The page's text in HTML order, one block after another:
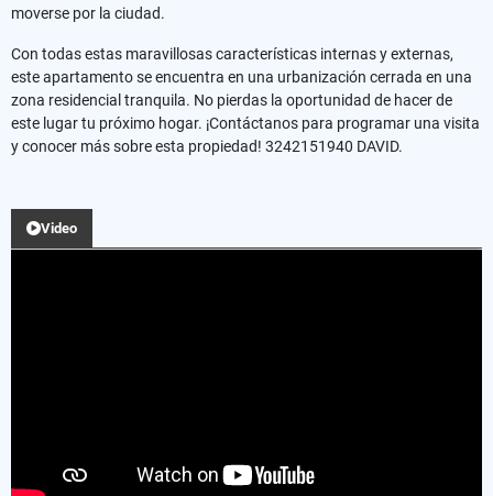
moverse por la ciudad.
Con todas estas maravillosas características internas y externas,
este apartamento se encuentra en una urbanización cerrada en una
zona residencial tranquila. No pierdas la oportunidad de hacer de
este lugar tu próximo hogar. ¡Contáctanos para programar una visita
y conocer más sobre esta propiedad! 3242151940 DAVID.
Video